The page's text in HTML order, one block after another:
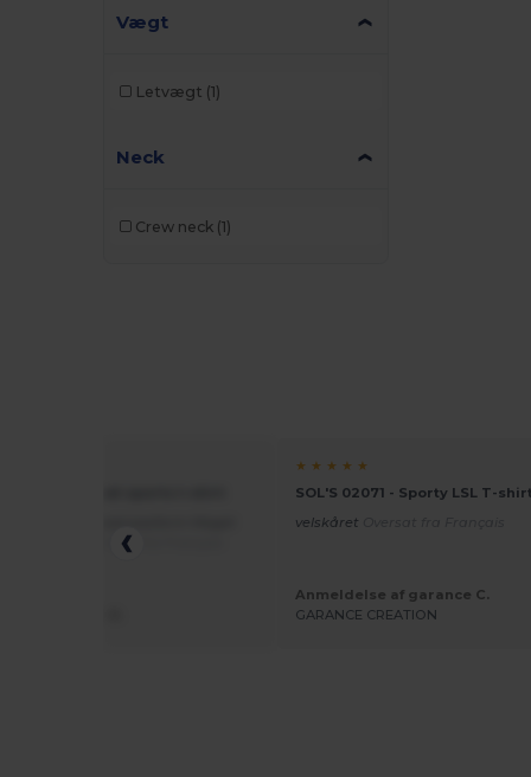
Vægt
Letvægt (1)
Neck
Crew neck (1)
Oversat fra Français
★ ★ ★ ★ ★
SOL'S 02071 - Sporty LSL T-
velskåret
Anmeldelse af garance C.
GARANCE CREATION